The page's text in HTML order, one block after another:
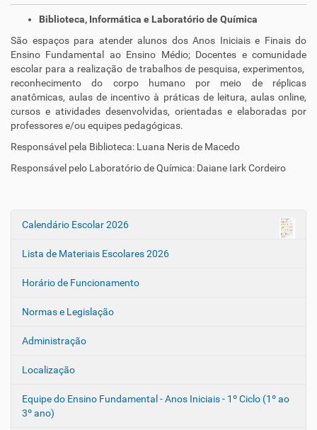
N
e
a
ç
o
Calendário Escolar 2026
Lista de Materiais Escolares 2026
Horário de Funcionamento
Normas e Legislação
Administração
Localização
Equipe do Ensino Fundamental - Anos Iniciais - 1º Ciclo (1º ao
3º ano)
Biblioteca, Informática e Laboratório de Química
São espaços para atender alunos dos Anos Iniciais e Finais do
Ensino Fundamental ao Ensino Médio; Docentes e comunidade
escolar para a realização de trabalhos de pesquisa, experimentos,
reconhecimento do corpo humano por meio de réplicas
anatômicas, aulas de incentivo à práticas de leitura, aulas online,
cursos e atividades desenvolvidas, orientadas e elaboradas por
professores e/ou equipes pedagógicas.
Responsável pela Biblioteca: Luana Neris de Macedo
Responsável pelo Laboratório de Química: Daiane Iark Cordeiro